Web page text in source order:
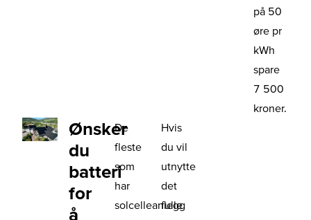
på 50
øre pr
kWh
spare
7 500
kroner.
Ønsker
du
batteri
for
å
De
fleste
som
har
solcelleanlegg
Hvis
du vil
utnytte
det
fulle